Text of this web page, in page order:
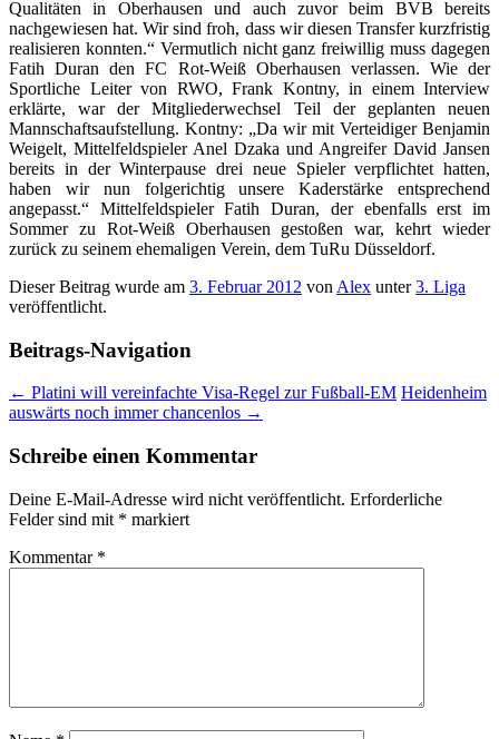
Qualitäten in Oberhausen und auch zuvor beim BVB bereits
nachgewiesen hat. Wir sind froh, dass wir diesen Transfer kurzfristig
realisieren konnten.“ Vermutlich nicht ganz freiwillig muss dagegen
Fatih Duran den FC Rot-Weiß Oberhausen verlassen. Wie der
Sportliche Leiter von RWO, Frank Kontny, in einem Interview
erklärte, war der Mitgliederwechsel Teil der geplanten neuen
Mannschaftsaufstellung. Kontny: „Da wir mit Verteidiger Benjamin
Weigelt, Mittelfeldspieler Anel Dzaka und Angreifer David Jansen
bereits in der Winterpause drei neue Spieler verpflichtet hatten,
haben wir nun folgerichtig unsere Kaderstärke entsprechend
angepasst.“ Mittelfeldspieler Fatih Duran, der ebenfalls erst im
Sommer zu Rot-Weiß Oberhausen gestoßen war, kehrt wieder
zurück zu seinem ehemaligen Verein, dem TuRu Düsseldorf.
Dieser Beitrag wurde am 3. Februar 2012 von Alex unter3. Liga
veröffentlicht.
Beitrags-Navigation
← Platini will vereinfachte Visa-Regel zur Fußball-EM Heidenheim
auswärts noch immer chancenlos →
Schreibe einen Kommentar
Deine E-Mail-Adresse wird nicht veröffentlicht. Erforderliche
Felder sind mit * markiert
Kommentar *